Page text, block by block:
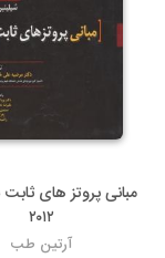
مبانی پروتز های ثابت
۲۰۱۲
آرتین طب